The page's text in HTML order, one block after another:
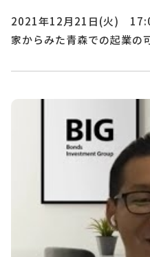
2021年12月21日(火)
家からみた青森での起業の